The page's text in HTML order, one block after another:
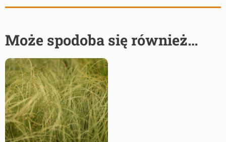
Może spodoba się również…